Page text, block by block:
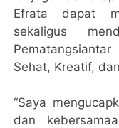
Efrata dapat
sekaligus
Sehat, Kreatif,
“Saya
dan